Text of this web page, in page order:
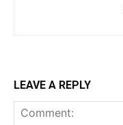
LEAVE A REPLY